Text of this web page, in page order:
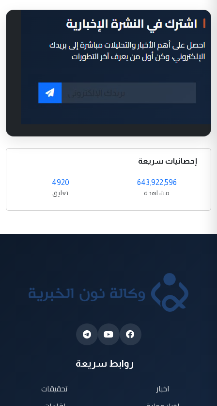
إحصائيات سريعة
643,922,596
مشاهدة
4920
تعليق
روابط سريعة
اخبار
تحقيقات